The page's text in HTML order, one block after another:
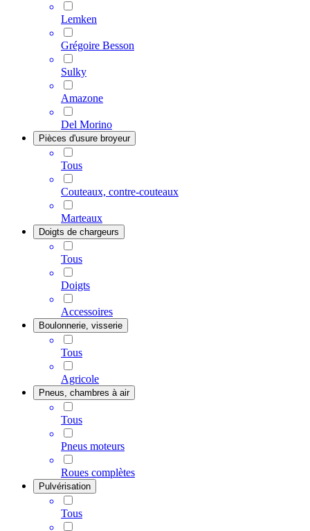
Lemken
Grégoire Besson
Sulky
Amazone
Del Morino
Pièces d'usure broyeur
Tous
Couteaux, contre-couteaux
Marteaux
Doigts de chargeurs
Tous
Doigts
Accessoires
Boulonnerie, visserie
Tous
Agricole
Pneus, chambres à air
Tous
Pneus moteurs
Roues complètes
Pulvérisation
Tous